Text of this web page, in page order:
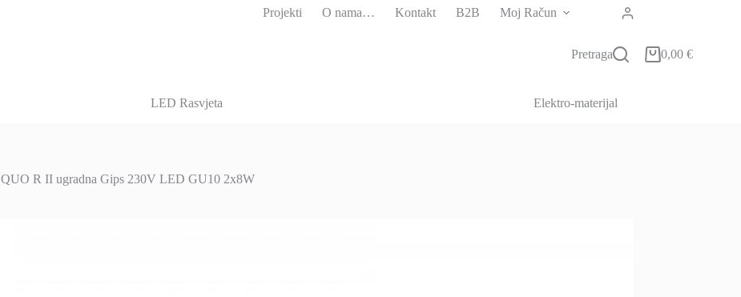
Projekti O nama… Kontakt B2B Moj Račun
Pretraga Košarica
0,00 €
LED Rasvjeta Elektro-materijal
QUO R II ugradna Gips 230V LED GU10 2x8W